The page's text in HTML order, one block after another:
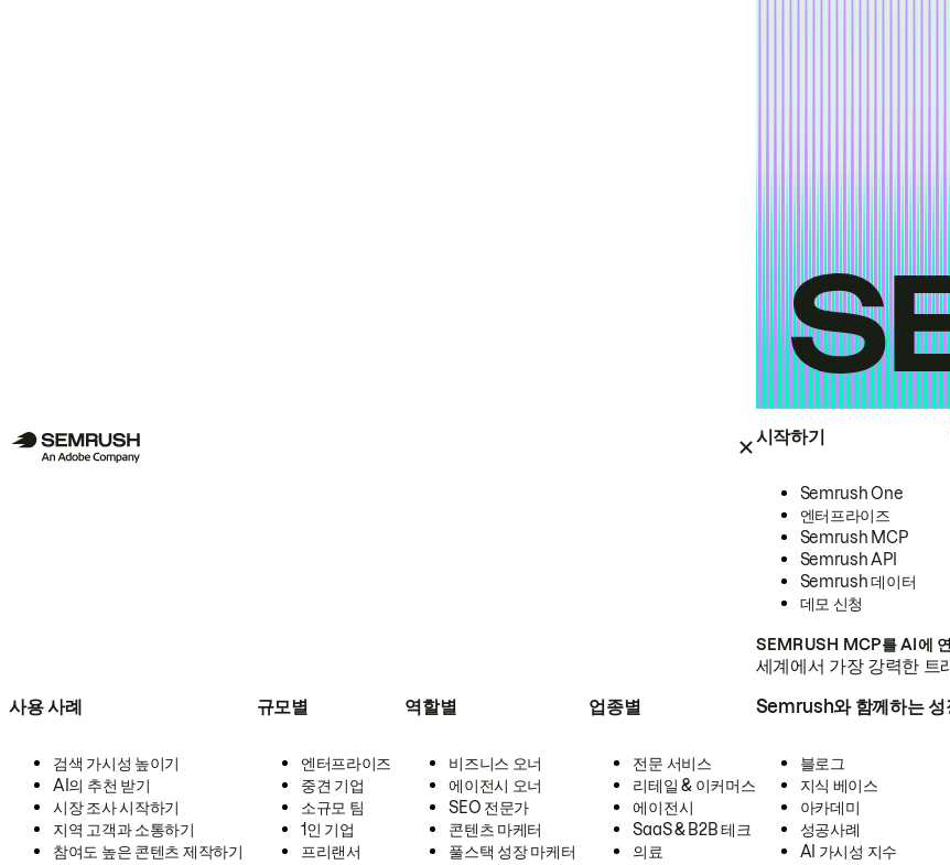
시작하기
Semrush One
엔터프라이즈
Semrush MCP
Semrush API
Semrush 데이터
데모 신청
SEMRUSH MCP를 AI에 연
세계에서 가장 강력한 트
사용 사례
검색 가시성 높이기
AI의 추천 받기
시장 조사 시작하기
지역 고객과 소통하기
참여도 높은 콘텐츠 제작하기
규모별
엔터프라이즈
중견 기업
소규모 팀
1인 기업
프리랜서
역할별
비즈니스 오너
에이전시 오너
SEO 전문가
콘텐츠 마케터
풀스택 성장 마케터
업종별
전문 서비스
리테일 & 이커머스
에이전시
SaaS & B2B 테크
의료
Semrush와 함께하는 성
블로그
지식 베이스
아카데미
성공사례
AI 가시성 지수